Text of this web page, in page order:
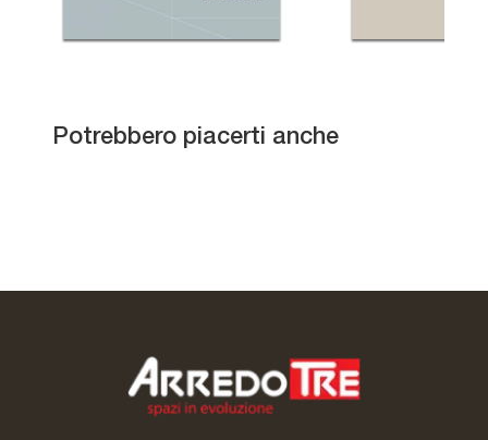
Potrebbero piacerti anche
Side 10
Side CF 114